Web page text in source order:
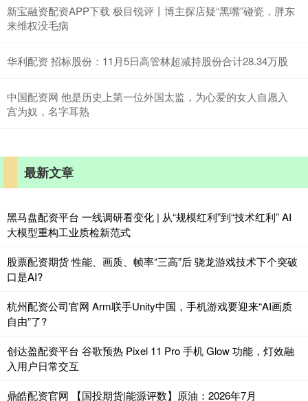
新宝融资配资APP下载 极目锐评丨博主探店疑“黑嘴”碰瓷，胖东
来维权没毛病
华利配资 招标股份：11月5日高管林超减持股份合计28.34万股
中国配资网 他是历史上第一位外国太监，为心爱的女人自愿入
宫为奴，名字耳熟
最新文章
黑马盘配资平台 一线调研看变化 | 从“规模红利”到“技术红利” AI
大模型重构工业质检新范式
股票配资期货 性能、画质、帧率“三高”后 骁龙游戏技术下个突破
口是AI?
杭州配资公司官网 Arm联手Unity中国，手机游戏要迎来“AI画质
自由”了?
创达盈配资平台 谷歌预热 Pixel 11 Pro 手机 Glow 功能，灯效融
入用户日常交互
鼎皓配资官网 【国投期货|能源评数】原油：2026年7月